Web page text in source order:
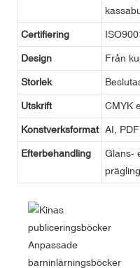
Certifiering
Design Från
Storlek
Utskrift CMYK
Konstverksformat AI,
Efterbehandling
Glans-